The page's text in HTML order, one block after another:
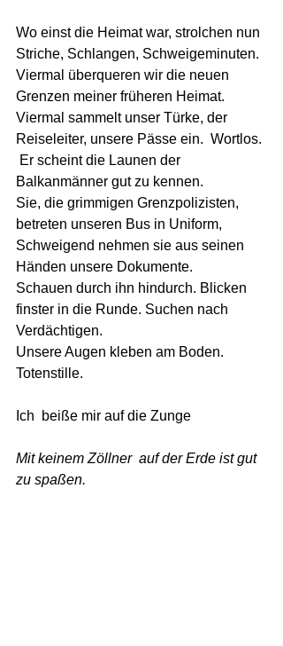
Wo einst die Heimat war, strolchen nun
Striche, Schlangen, Schweigeminuten.
Viermal überqueren wir die neuen
Grenzen meiner früheren Heimat.
Viermal sammelt unser Türke, der
Reiseleiter, unsere Pässe ein.  Wortlos.
Balkanmänner gut zu kennen.
Sie, die grimmigen Grenzpolizisten,
betreten unseren Bus in Uniform,
Schweigend nehmen sie aus seinen
Händen unsere Dokumente.
Schauen durch ihn hindurch. Blicken
finster in die Runde. Suchen nach
Verdächtigen.
Unsere Augen kleben am Boden.
Totenstille.
Ich  beiße mir auf die Zunge
Mit keinem Zöllner  auf der Erde ist gut
zu spaßen.